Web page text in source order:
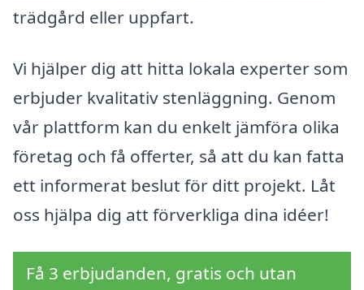
trädgård eller uppfart.
Vi hjälper dig att hitta lokala experter som
erbjuder kvalitativ stenläggning. Genom
vår plattform kan du enkelt jämföra olika
företag och få offerter, så att du kan fatta
ett informerat beslut för ditt projekt. Låt
oss hjälpa dig att förverkliga dina idéer!
Få 3 erbjudanden, gratis och utan